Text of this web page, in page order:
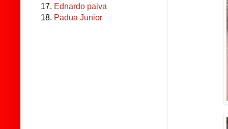
17. Ednardo paiva
18. Padua Junior